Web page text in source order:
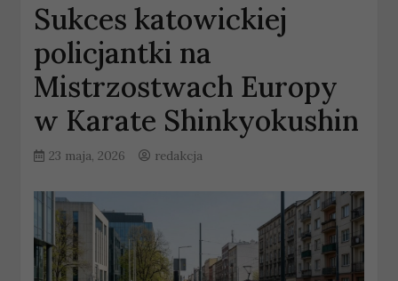
Sukces katowickiej
policjantki na
Mistrzostwach Europy
w Karate Shinkyokushin
23 maja, 2026 redakcja